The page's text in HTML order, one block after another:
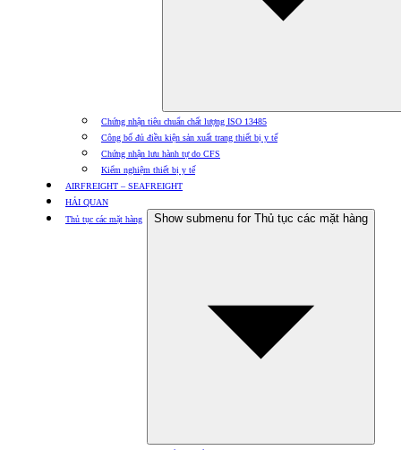
Chứng nhận tiêu chuẩn chất lượng ISO 13485
Công bố đủ điều kiện sản xuất trang thiết bị y tế
Chứng nhận lưu hành tự do CFS
Kiểm nghiệm thiết bị y tế
AIRFREIGHT – SEAFREIGHT
HẢI QUAN
Thủ tục các mặt hàng
Show submenu for Thủ tục các mặt hàng